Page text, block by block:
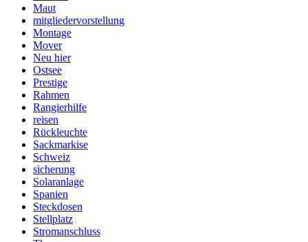
Maut
mitgliedervorstellung
Montage
Mover
Neu hier
Ostsee
Prestige
Rahmen
Rangierhilfe
reisen
Rückleuchte
Sackmarkise
Schweiz
sicherung
Solaranlage
Spanien
Steckdosen
Stellplatz
Stromanschluss